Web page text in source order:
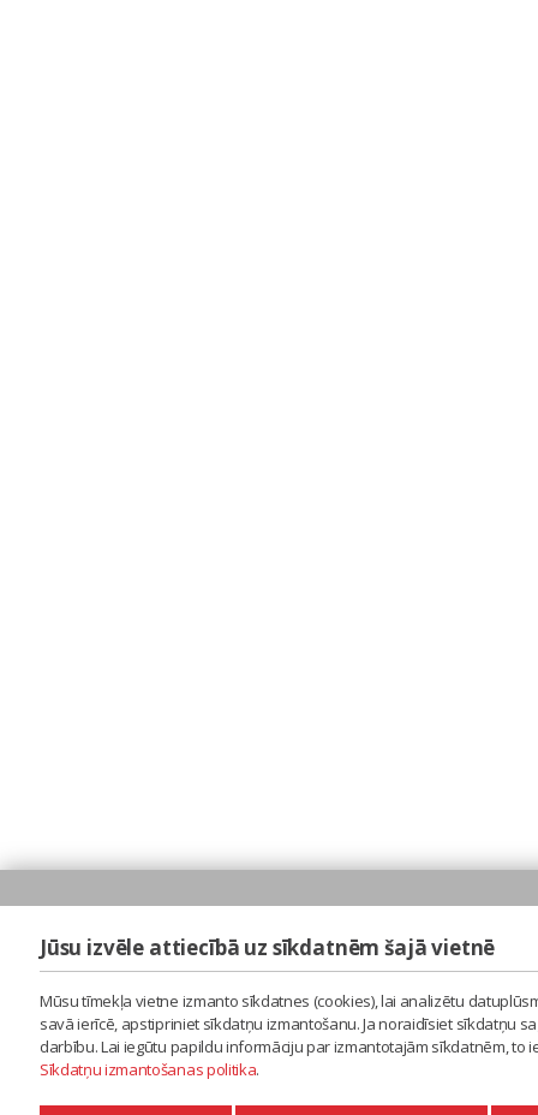
Jūsu izvēle attiecībā uz sīkdatnēm šajā vietnē
Mūsu tīmekļa vietne izmanto sīkdatnes (cookies), lai analizētu
savā ierīcē, apstipriniet sīkdatņu izmantošanu. Ja noraidīsiet sīkdatņu
darbību. Lai iegūtu papildu informāciju par izmantotajām sīkdatnēm,
Sīkdatņu izmantošanas politika.